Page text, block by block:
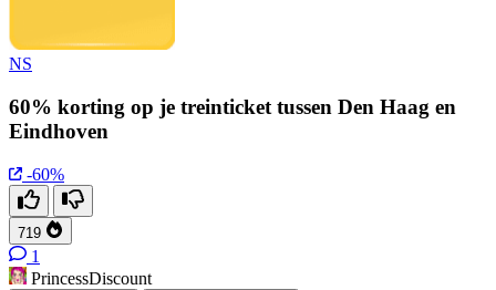
NS
60% korting op je treinticket tussen Den Haag en
Eindhoven
-60%
719
1
PrincessDiscount